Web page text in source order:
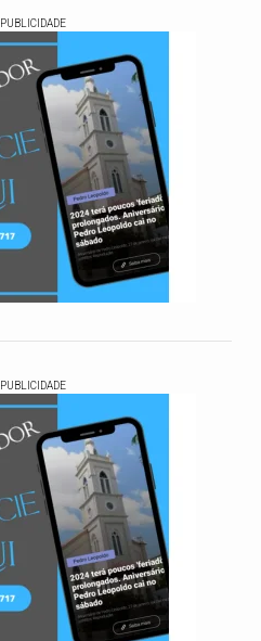
PUBLICIDADE
PUBLICIDADE